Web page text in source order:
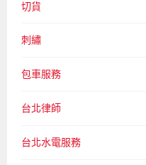
切貨
刺繡
包車服務
台北律師
台北水電服務